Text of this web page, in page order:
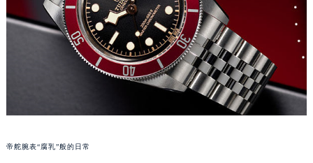
帝舵腕表“腐乳”般的日常